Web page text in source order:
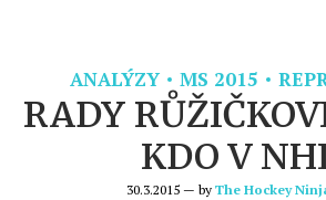
ANALÝZY MS 2015
RADY
KDO V
30.3.2015 — by The Hockey